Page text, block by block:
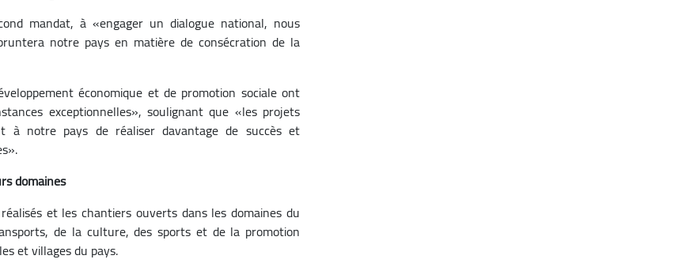
mandat, à «engager un dialogue national, nous
notre pays en matière de consécration de la
économique et de promotion sociale ont
exceptionnelles», soulignant que «les projets
à notre pays de réaliser davantage de succès et
domaines
et les chantiers ouverts dans les domaines du
de la culture, des sports et de la promotion
et villages du pays.